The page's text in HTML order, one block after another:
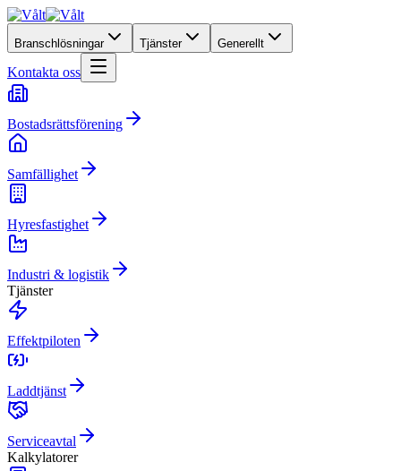
Branschlösningar Tjänster Generellt
Kontakta oss
Bostadsrättsförening
Samfällighet
Hyresfastighet
Industri & logistik
Tjänster
Effektpiloten
Laddtjänst
Serviceavtal
Kalkylatorer